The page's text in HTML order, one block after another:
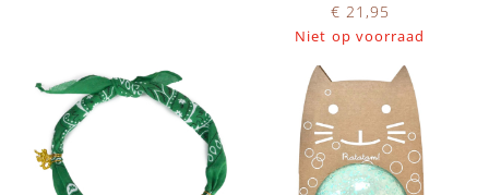
€ 21,95
Niet op voorraad